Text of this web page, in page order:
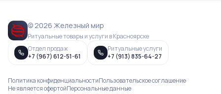
© 2026 Железный мир
Ритуальные товары и услуги в Красноярске
Отдел продаж
+7 (967) 612-51-61
Ритуальные услуги
+7 (913) 835-64-27
Политика конфиденциальностиПользовательское соглашение
Не является офертойПерсональные данные